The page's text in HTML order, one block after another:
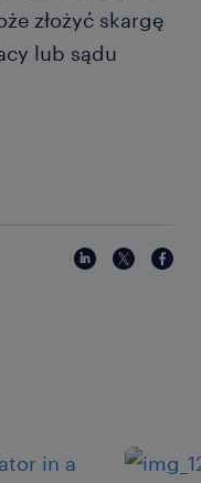
złożyć skargę
lub sądu